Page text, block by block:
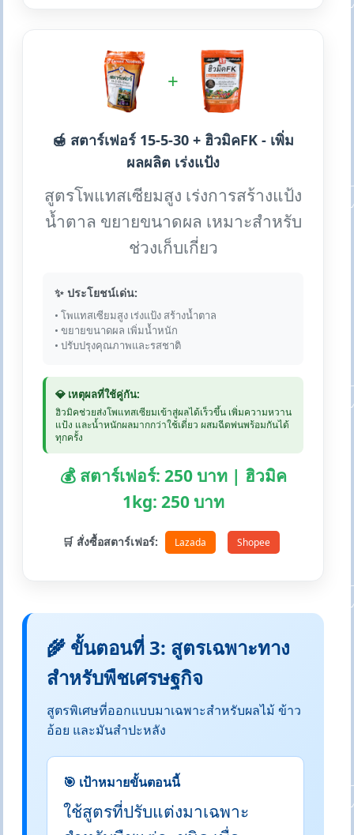
+
🍯 สตาร์เฟอร์ 15-5-30 + ฮิวมิคFK - เพิ่ม
ผลผลิต เร่งแป้ง
สูตรโพแทสเซียมสูง เร่งการสร้างแป้ง
น้ำตาล ขยายขนาดผล เหมาะสำหรับ
ช่วงเก็บเกี่ยว
✨ ประโยชน์เด่น:
• โพแทสเซียมสูง เร่งแป้ง สร้างน้ำตาล
• ขยายขนาดผล เพิ่มน้ำหนัก
• ปรับปรุงคุณภาพและรสชาติ
💎 เหตุผลที่ใช้คู่กัน:
ฮิวมิคช่วยส่งโพแทสเซียมเข้าสู่ผลได้เร็วขึ้น เพิ่มความหวาน
แป้ง และน้ำหนักผลมากกว่าใช้เดี่ยว ผสมฉีดพ่นพร้อมกันได้
ทุกครั้ง
💰 สตาร์เฟอร์: 250 บาท | ฮิวมิค
1kg: 250 บาท
🛒 สั่งซื้อสตาร์เฟอร์: Lazada Shopee
🌾 ขั้นตอนที่ 3: สูตรเฉพาะทาง
สำหรับพืชเศรษฐกิจ
สูตรพิเศษที่ออกแบบมาเฉพาะสำหรับผลไม้ ข้าว
อ้อย และมันสำปะหลัง
🎯 เป้าหมายขั้นตอนนี้
ใช้สูตรที่ปรับแต่งมาเฉพาะ